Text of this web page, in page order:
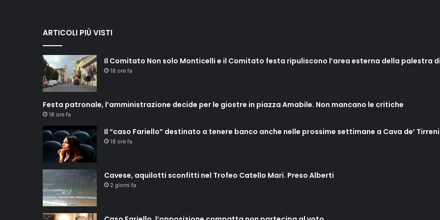
ARTICOLI PIÙ VISTI
Il Comitato Non solo Monticelli e il Comitato festa ripuliscono l’area esterna della palestra
18 ore fa
Festa patronale, l’amministrazione decide per le giostre in piazza Amabile. Non mancano le critiche
18 ore fa
Il “caso Fariello” destinato a tenere banco anche nelle prossime settimane a Cava de’ Tirreni
18 ore fa
Cavese, aquilotti sconfitti nel Trofeo Catello Mari. Preso Alberti
2 giorni fa